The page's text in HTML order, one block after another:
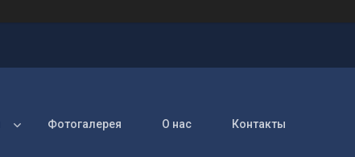
Фотогалерея О нас Контакты